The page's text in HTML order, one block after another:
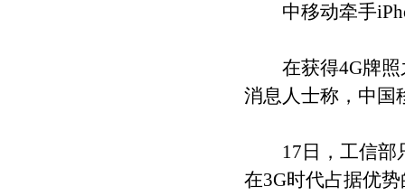
中移动牵手
在获得4G牌照
消息人士称，中国
17日，工信部只
在3G时代占据优